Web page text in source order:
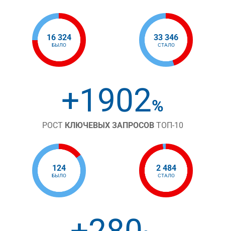
16 324
БЫЛО
33 346
СТАЛО
+1902%
РОСТ КЛЮЧЕВЫХ ЗАПРОСОВТОП-10
124
БЫЛО
2 484
СТАЛО